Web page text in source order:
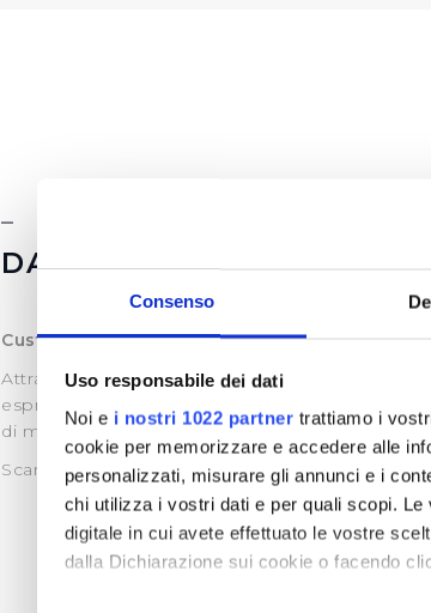
Consenso
Uso responsabile dei dati
Noi e i nostri 1022 partner trattiamo i
cookie per memorizzare e accedere alle
personalizzati, misurare gli annunci e i
chi utilizza i vostri dati e per quali scopi.
digitale in cui avete effettuato le vostre
dalla Dichiarazione sui cookie o facendo
DATI ULTERIORI
Customer Satisfaction
Attraverso l’indagine di customer,
esprime sul servizio idrico integrato ed in
di migliorare il servizio.
Scarica le ultime Customer disponibili